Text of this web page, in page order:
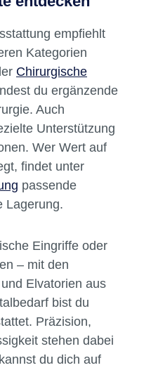
empfiehlt
Kategorien
Chirurgische
du ergänzende
Auch
Unterstützung
Wer Wert auf
findet unter
passende
Lagerung.
Eingriffe oder
– mit den
Elvatorien aus
bist du
Präzision,
stehen dabei
du dich auf